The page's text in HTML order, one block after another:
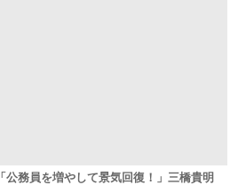
「公務員を増やして景気回復！」三橋貴明